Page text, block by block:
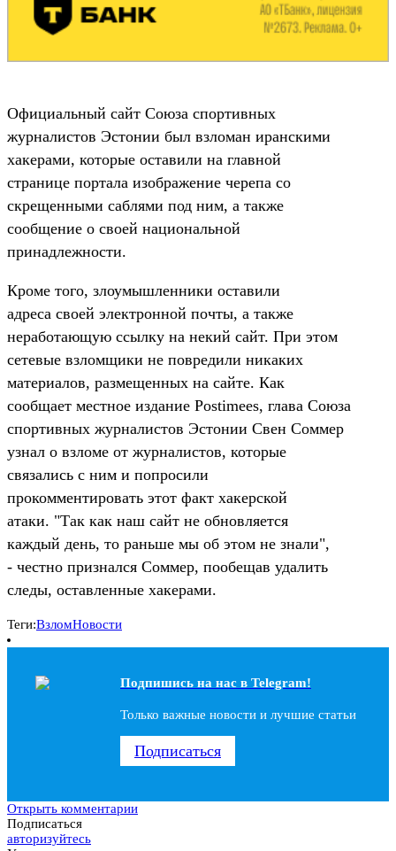
Официальный сайт Союза спортивных
журналистов Эстонии был взломан иранскими
хакерами, которые оставили на главной
странице портала изображение черепа со
скрещенными саблями под ним, а также
сообщение о своей национальной
принадлежности.
Кроме того, злоумышленники оставили
адреса своей электронной почты, а также
неработающую ссылку на некий сайт. При этом
сетевые взломщики не повредили никаких
материалов, размещенных на сайте. Как
сообщает местное издание Postimees, глава Союза
спортивных журналистов Эстонии Свен Соммер
узнал о взломе от журналистов, которые
связались с ним и попросили
прокомментировать этот факт хакерской
атаки. "Так как наш сайт не обновляется
каждый день, то раньше мы об этом не знали",
- честно признался Соммер, пообещав удалить
следы, оставленные хакерами.
Теги:ВзломНовости
Подпишись на наc в Telegram!
Только важные новости и лучшие статьи
Подписаться
Открыть комментарии
Подписаться
авторизуйтесь